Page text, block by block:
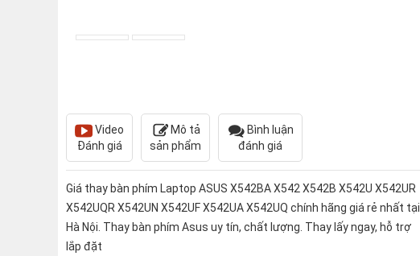
Video
Đánh giá
Mô tả
sản phẩm
Bình luận
đánh giá
Giá thay bàn phím Laptop ASUS X542BA X542 X542B X542U X542UR
X542UQR X542UN X542UF X542UA X542UQ chính hãng giá rẻ nhất tại
Hà Nội. Thay bàn phím Asus uy tín, chất lượng. Thay lấy ngay, hỗ trợ
lắp đặt